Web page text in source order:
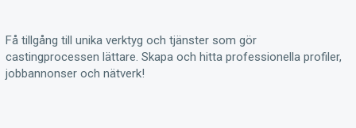
Få tillgång till unika verktyg och tjänster som gör
castingprocessen lättare. Skapa och hitta professionella profiler,
jobbannonser och nätverk!